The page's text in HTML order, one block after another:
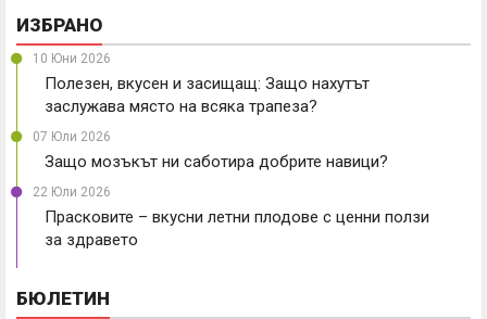
ИЗБРАНО
10 Юни 2026
Полезен, вкусен и засищащ: Защо нахутът
заслужава място на всяка трапеза?
07 Юли 2026
Защо мозъкът ни саботира добрите навици?
22 Юли 2026
Прасковите – вкусни летни плодове с ценни ползи
за здравето
БЮЛЕТИН